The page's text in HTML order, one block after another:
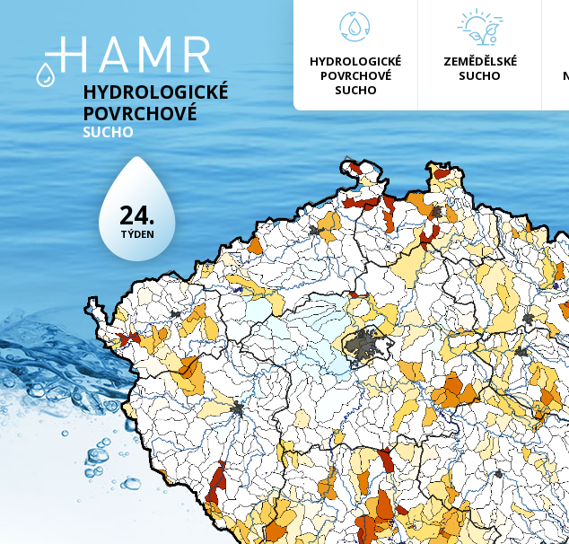
HYDROLOGICKÉ
POVRCHOVÉ
SUCHO
ZEMĚDĚLSKÉ
SUCHO
HYDROLOGICKÉ
POVRCHOVÉ
SUCHO
24.
TÝDEN